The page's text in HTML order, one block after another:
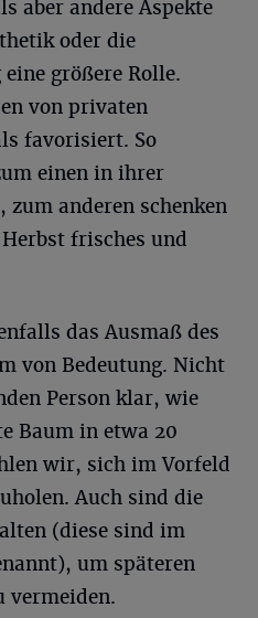
aber andere Aspekte
oder die
größere Rolle.
von privaten
favorisiert. So
einen in ihrer
anderen schenken
frisches und
das Ausmaß des
von Bedeutung. Nicht
Person klar, wie
Baum in etwa 20
wir, sich im Vorfeld
Auch sind die
(diese sind im
um späteren
vermeiden.